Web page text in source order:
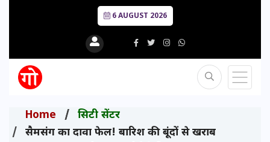
6 AUGUST 2026
Home
सिटी सेंटर
सैमसंग का दावा फेल! बारिश की बूंदों से खराब